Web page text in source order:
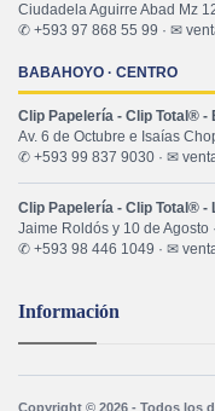
Ciudadela Aguirre Abad Mz
✆ +593 97 868 55 99 · ✉
BABAHOYO · CENTRO
Clip Papelería - Clip Total® -
Av. 6 de Octubre e Isaías
✆ +593 99 837 9030 · ✉
Clip Papelería - Clip Total® -
Jaime Roldós y 10 de Agosto
✆ +593 98 446 1049 · ✉
Información
Copyright © 2026 - Todos los